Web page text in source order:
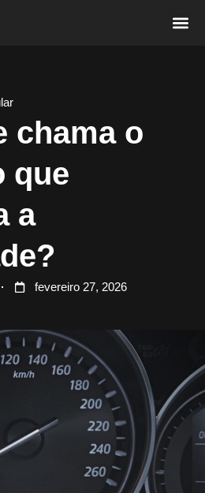
chama o
que
a
fevereiro 27, 2026